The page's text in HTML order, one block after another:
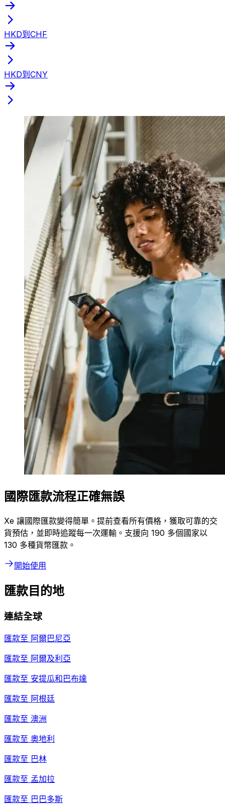
HKD到CHF
HKD到CNY
國際匯款流程正確無誤
Xe 讓國際匯款變得簡單。提前查看所有價格，獲取可靠的交
貨預估，並即時追蹤每一次運輸。支援向 190 多個國家以
130 多種貨幣匯款。
開始使用
匯款目的地
連結全球
匯款至 阿爾巴尼亞
匯款至 阿爾及利亞
匯款至 安提瓜和巴布達
匯款至 阿根廷
匯款至 澳洲
匯款至 奧地利
匯款至 巴林
匯款至 孟加拉
匯款至 巴巴多斯